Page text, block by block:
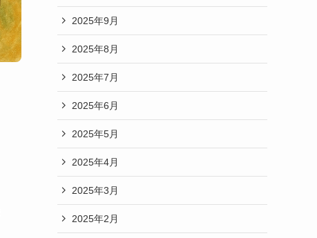
2025年9月
2025年8月
2025年7月
2025年6月
2025年5月
2025年4月
2025年3月
2025年2月